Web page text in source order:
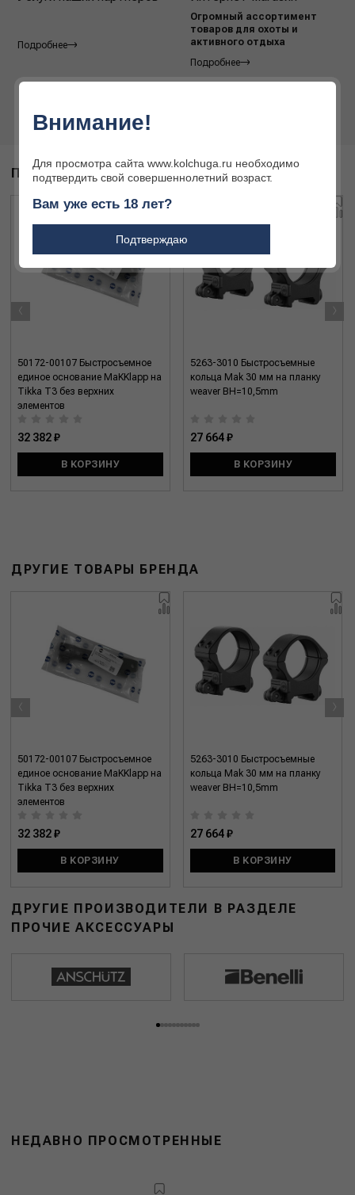
Подробнее
Огромный ассортимент
товаров для охоты и
активного отдыха
Подробнее
ПОХОЖИЕ ТОВАРЫ
50172-00107 Быстросъемное
единое основание MaKKlapp на
Tikka T3 без верхних
элементов
32 382 ₽
В КОРЗИНУ
5263-3010 Быстросъемные
кольца Mak 30 мм на планку
weaver BH=10,5mm
27 664 ₽
В КОРЗИНУ
‹ ›
ДРУГИЕ ТОВАРЫ БРЕНДА
50172-00107 Быстросъемное
единое основание MaKKlapp на
Tikka T3 без верхних
элементов
32 382 ₽
В КОРЗИНУ
5263-3010 Быстросъемные
кольца Mak 30 мм на планку
weaver BH=10,5mm
27 664 ₽
В КОРЗИНУ
‹ ›
ДРУГИЕ ПРОИЗВОДИТЕЛИ В РАЗДЕЛЕ
ПРОЧИЕ АКСЕССУАРЫ
НЕДАВНО ПРОСМОТРЕННЫЕ
Внимание!
Для просмотра сайта www.kolchuga.ru необходимо
подтвердить свой совершеннолетний возраст.
Вам уже есть 18 лет?
Подтверждаю